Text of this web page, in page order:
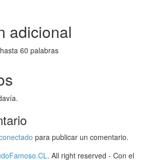
adicional
60 palabras
para publicar un comentario.
. All right reserved - Con el